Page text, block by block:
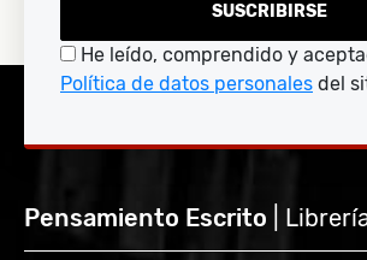
SUSCRIBIRSE
He leído, comprendido y
Política de datos personales del
Pensamiento Escrito |